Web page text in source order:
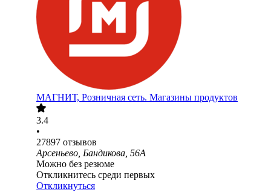
МАГНИТ, Розничная сеть. Магазины продуктов
3.4
•
27897 отзывов
Арсеньево, Бандикова, 56А
Можно без резюме
Откликнитесь среди первых
Откликнуться